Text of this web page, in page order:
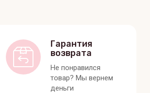
Гарантия
возврата
Не понравился
товар? Мы вернем
деньги